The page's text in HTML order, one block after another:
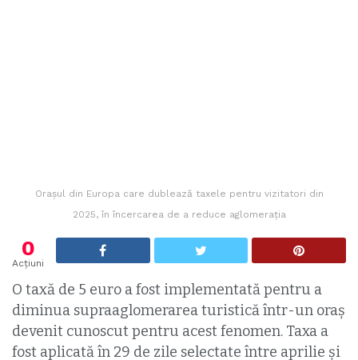
Orașul din Europa care dublează taxele pentru vizitatori din
2025, în încercarea de a reduce aglomerația
0
Acțiuni
O taxă de 5 euro a fost implementată pentru a
diminua supraaglomerarea turistică într-un oraș
devenit cunoscut pentru acest fenomen. Taxa a
fost aplicată în 29 de zile selectate între aprilie și